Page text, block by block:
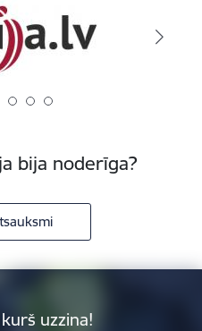
bija noderīga?
uzzina!